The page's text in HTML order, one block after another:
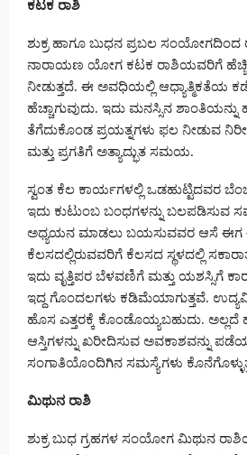
ಕಟಕ ರಾಶಿ
ಶುಕ್ರ ಹಾಗೂ ಬುಧನ ಪ್ರಬಲ ಸಂಯೋಗದಿಂದ
ನಾರಾಯಣ ಯೋಗ ಕಟಕ ರಾಶಿಯವರಿಗೆ
ನೀಡುತ್ತದೆ. ಈ ಅವಧಿಯಲ್ಲಿ ಆಧ್ಯಾತ್ಮಿಕತೆಯ
ಹೆಚ್ಚಾಗುವುದು. ಇದು ಮನಸ್ಸಿನ
ತೆಗೆದುಕೊಂಡ ಪ್ರಯತ್ನಗಳು ಫಲ ನೀಡುವ
ಮತ್ತು ಪ್ರಗತಿಗೆ ಅತ್ಯಾದ್ಭುತ ಸಮಯ.
ಸ್ವಂತ ಕೆಲ ಕಾರ್ಯಗಳಲ್ಲಿ ಒಡಹುಟ್ಟಿದವರ
ಇದು ಕುಟುಂಬ ಬಂಧಗಳನ್ನು ಬಲಪಡಿಸುವ
ಅಧ್ಯಯನ ಮಾಡಲು ಬಯಸುವವರ ಆಸೆ ಈಗ
ಕೆಲಸದಲ್ಲಿರುವವರಿಗೆ ಕೆಲಸದ ಸ್ಥಳದಲ್ಲಿ
ಇದು ವೃತ್ತಿಪರ ಬೆಳವಣಿಗೆ ಮತ್ತು ಯಶಸ್ಸಿಗೆ
ಇದ್ದ ಗೊಂದಲಗಳು ಕಡಿಮೆಯಾಗುತ್ತವೆ.
ಹೊಸ ಎತ್ತರಕ್ಕೆ ಕೊಂಡೊಯ್ಯಬಹುದು.
ಆಸ್ತಿಗಳನ್ನು ಖರೀದಿಸುವ ಅವಕಾಶವನ್ನು
ಸಂಗಾತಿಯೊಂದಿಗಿನ ಸಮಸ್ಯೆಗಳು
ಮಿಥುನ ರಾಶಿ
ಶುಕ್ರ ಬುಧ ಗ್ರಹಗಳ ಸಂಯೋಗ ಮಿಥುನ